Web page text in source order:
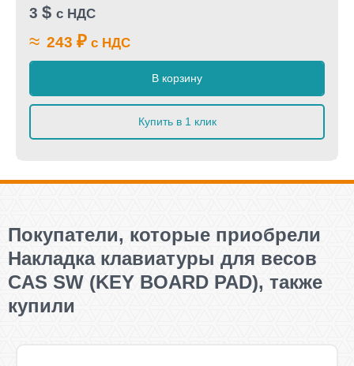
3 $ с НДС
≈ 243 ₽ с НДС
В корзину
Купить в 1 клик
Покупатели, которые приобрели
Накладка клавиатуры для весов
CAS SW (KEY BOARD PAD), также
купили